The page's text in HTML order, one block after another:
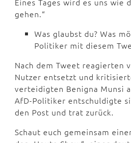
gehen.“
Was glaubst du? Was
Politiker mit diesem
Nach dem Tweet reagierten
Nutzer entsetzt und
verteidigten Benigna Munsi
AfD-Politiker entschuldigte
den Post und trat zurück.
Schaut euch gemeinsam